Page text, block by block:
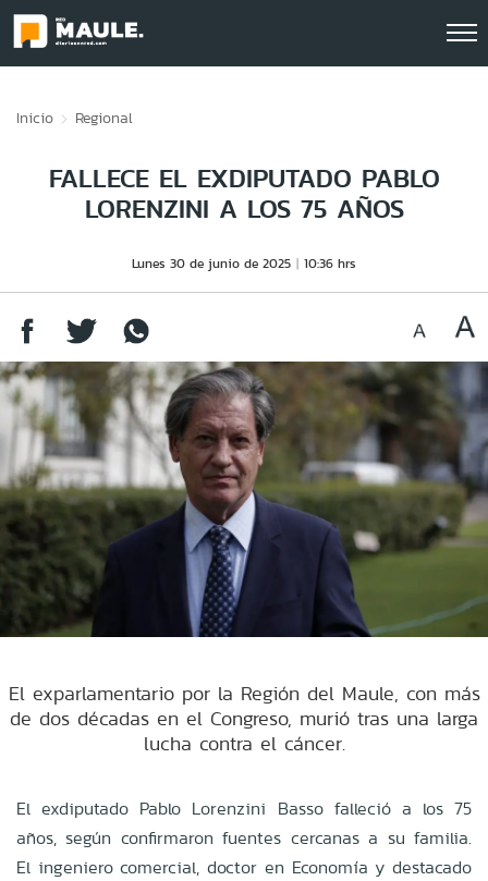
Inicio Regional
FALLECE EL EXDIPUTADO PABLO
LORENZINI A LOS 75 AÑOS
Lunes 30 de junio de 2025 10:36 hrs
El exparlamentario por la Región del Maule, con más
de dos décadas en el Congreso, murió tras una larga
lucha contra el cáncer.
El exdiputado Pablo Lorenzini Basso falleció a los 75
años, según confirmaron fuentes cercanas a su familia.
El ingeniero comercial, doctor en Economía y destacado